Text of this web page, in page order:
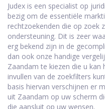
Judex is een specialist op
bezig om de essentiële
rechtzoekenden die op zoek
ondersteuning. Dit is zeer
erg bekend zijn in de
dan ook onze handige
Zaandam te kiezen die u
invullen van de zoekfilters
basis hiervan verschijnen er
uit Zaandam op uw scherm
die aansluit op uw wensen.